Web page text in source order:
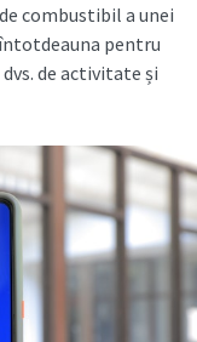
combustibil a unei
pentru
de activitate și